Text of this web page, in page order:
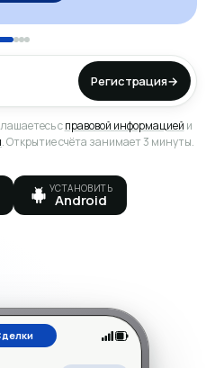
Регистрация→
справовой информацией и
. Открытие счёта занимает 3 минуты.
УСТАНОВИТЬ
Android